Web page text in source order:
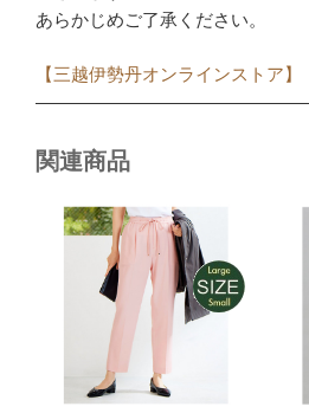
あらかじめご了承ください。
【三越伊勢丹オンラインストア】
関連商品